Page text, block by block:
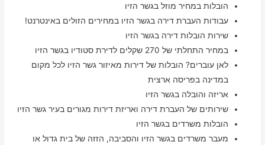
הובלות במחיר מוזל בגשר הזיו
עבודות העברת דירה בגשר הזיו במחירים הזולים באינטרנט!
שירות הובלות דירה בגשר הזיו
במחיר התחלתי של 270 שקלים לדירת סטודיו בגשר הזיו
לאן עוברים? הובלות של דירות מאיזור גשר הזיו לכל מקום
במדינה בפריסה ארצית
אריזה והובלה בגשר הזיו
שירותים של העברת דירה ואריזת דירות מגורים בעיר גשר הזיו
הובלות משרדים בגשר הזיו
מעבר משרדים בגשר הזיו והסביבה, הזזה של בית גדול או